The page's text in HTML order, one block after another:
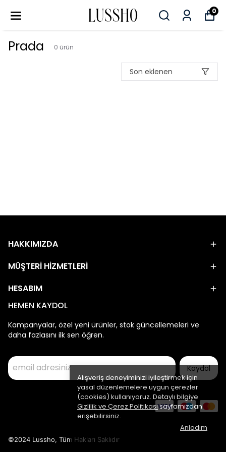
0
Alışveriş deneyiminizi iyileştirmek için
yasal düzenlemelere uygun çerezler
(cookies) kullanıyoruz. Detaylı bilgiye
Gizlilik ve Çerez Politikasısayfamızdan
erişebilirsiniz.
Anladım
Prada 0 ürün
Son eklenen
HAKKIMIZDA
MÜŞTERİ HİZMETLERİ
HESABIM
HEMEN KAYDOL
Kampanyalar, özel yeni ürünler, stok güncellemeleri ve
daha fazlasını ilk sen öğren.
Kaydol
©2024 Lussho, Tüm Hakları Saklıdır